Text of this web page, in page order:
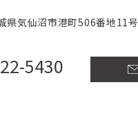
県気仙沼市港町506番地11号
5430